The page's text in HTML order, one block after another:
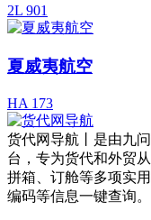
2L 901
夏威夷航空
HA 173
货代网导航丨是由九
台，专为货代和外贸
拼箱、订舱等多项实
编码等信息一键查询。